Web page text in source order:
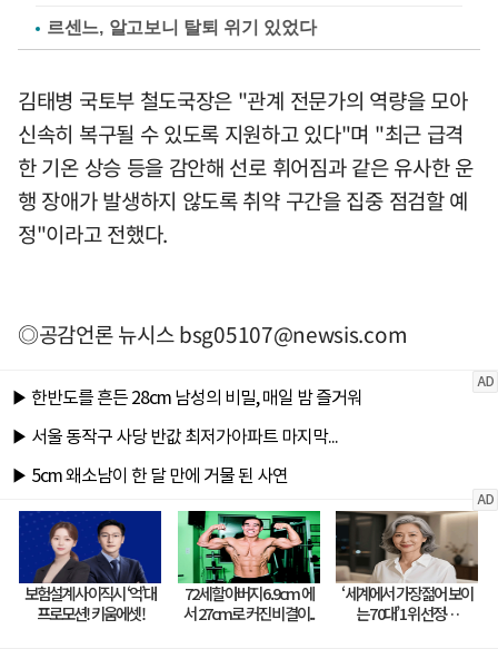
르센느, 알고보니 탈퇴 위기 있었다
김태병 국토부 철도국장은 "관계 전문가의 역량을 모아
신속히 복구될 수 있도록 지원하고 있다"며 "최근 급격
한 기온 상승 등을 감안해 선로 휘어짐과 같은 유사한 운
행 장애가 발생하지 않도록 취약 구간을 집중 점검할 예
정"이라고 전했다.
◎공감언론 뉴시스bsg05107@newsis.com